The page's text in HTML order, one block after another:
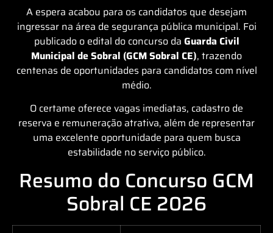
A espera acabou para os candidatos que desejam
ingressar na área de segurança pública municipal. Foi
publicado o edital do concurso da Guarda Civil
Municipal de Sobral (GCM Sobral CE), trazendo
centenas de oportunidades para candidatos com nível
médio.
O certame oferece vagas imediatas, cadastro de
reserva e remuneração atrativa, além de representar
uma excelente oportunidade para quem busca
estabilidade no serviço público.
Resumo do Concurso GCM
Sobral CE 2026